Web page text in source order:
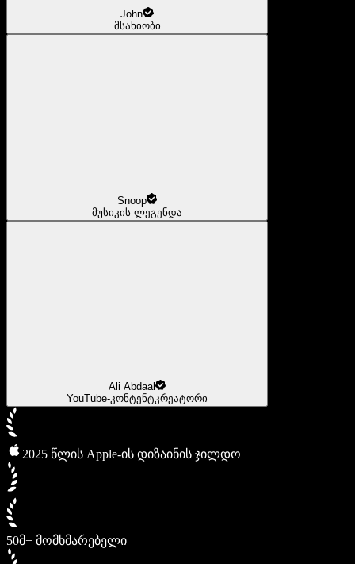
John
მსახიობი
Snoop
მუსიკის ლეგენდა
Ali Abdaal
YouTube-კონტენტკრეატორი
2025 წლის Apple-ის დიზაინის ჯილდო
50მ+ მომხმარებელი